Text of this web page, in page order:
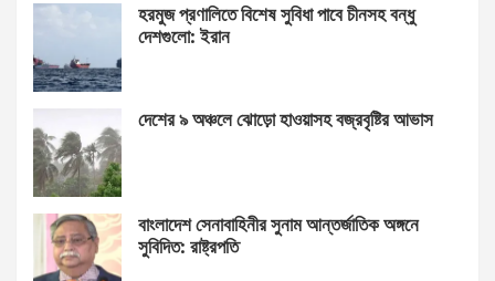
হরমুজ প্রণালিতে বিশেষ সুবিধা পাবে চীনসহ বন্ধু
দেশগুলো: ইরান
দেশের ৯ অঞ্চলে ঝোড়ো হাওয়াসহ বজ্রবৃষ্টির আভাস
বাংলাদেশ সেনাবাহিনীর সুনাম আন্তর্জাতিক অঙ্গনে
সুবিদিত: রাষ্ট্রপতি